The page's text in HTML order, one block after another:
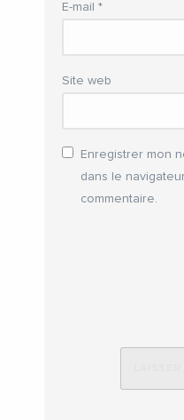
E-mail *
Site web
Enregistrer mon
dans le
commentaire.